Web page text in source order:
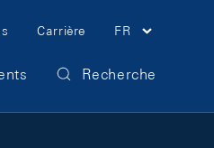
Carrière FR
Recherche